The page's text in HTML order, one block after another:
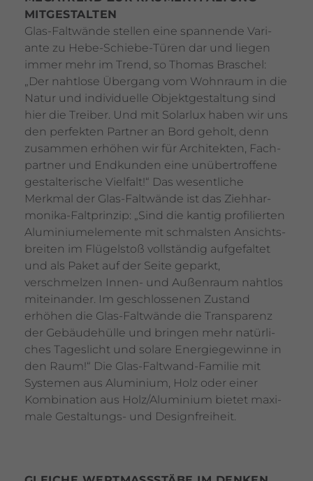
MITGE­STALTEN
Glas-Falt­wände stellen eine span­nende Vari­
ante zu Hebe-Schiebe-Türen dar und liegen
immer mehr im Trend, so Thomas Braschel:
„Der naht­lose Übergang vom Wohn­raum in die
Natur und indi­vi­du­elle Objekt­ge­stal­tung sind
hier die Treiber. Und mit Solarlux haben wir uns
den perfekten Partner an Bord geholt, denn
zusammen erhöhen wir für Archi­tekten, Fach­
partner und Endkunden eine unüber­trof­fene
gestal­te­ri­sche Viel­falt!“ Das wesent­liche
Merkmal der Glas-Falt­wände ist das Zieh­har­
mo­nika-Falt­prinzip: „Sind die kantig profi­lierten
Alumi­ni­um­ele­mente mit schmalsten Ansichts­
breiten im Flügel­stoß voll­ständig aufge­faltet
und als Paket auf der Seite geparkt,
verschmelzen Innen- und Außen­raum nahtlos
mitein­ander. Im geschlos­senen Zustand
erhöhen die Glas-Falt­wände die Trans­pa­renz
der Gebäu­de­hülle und bringen mehr natür­li­
ches Tages­licht und solare Ener­gie­ge­winne in
den Raum!“ Die Glas-Falt­wand-Familie mit
Systemen aus Alumi­nium, Holz oder einer
Kombi­na­tion aus Holz/​Alumi­nium bietet maxi­
male Gestal­tungs- und Desi­gn­frei­heit.